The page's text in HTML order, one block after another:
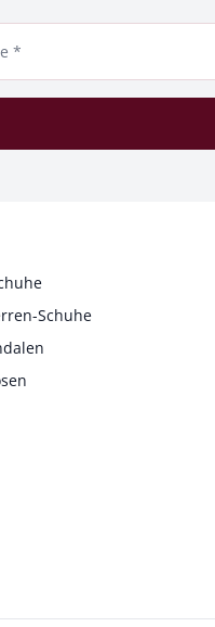
*
Schuhe